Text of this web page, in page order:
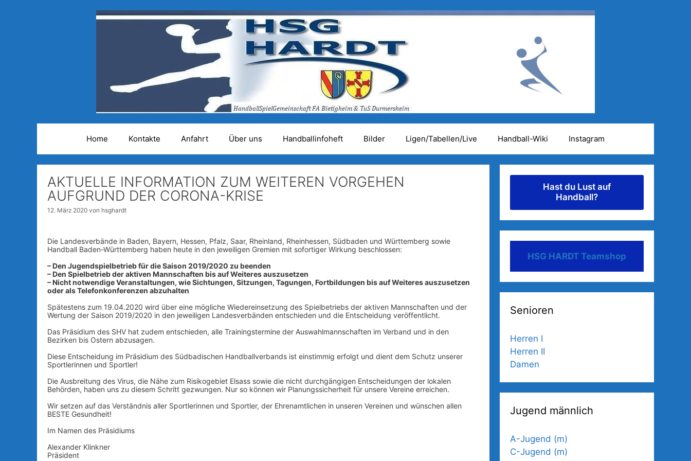
Home Kontakte Anfahrt Über uns Handballinfoheft Bilder Ligen/Tabellen/Live Handball-Wiki Instagram
AKTUELLE INFORMATION ZUM WEITEREN VORGEHEN
AUFGRUND DER CORONA-KRISE
12. März 2020 von hsghardt
Die Landesverbände in Baden, Bayern, Hessen, Pfalz, Saar, Rheinland, Rheinhessen, Südbaden und Württemberg sowie
Handball Baden-Württemberg haben heute in den jeweiligen Gremien mit sofortiger Wirkung beschlossen:
– Den Jugendspielbetrieb für die Saison 2019/2020 zu beenden
– Den Spielbetrieb der aktiven Mannschaften bis auf Weiteres auszusetzen
– Nicht notwendige Veranstaltungen, wie Sichtungen, Sitzungen, Tagungen, Fortbildungen bis auf Weiteres auszusetzen
oder als Telefonkonferenzen abzuhalten
Spätestens zum 19.04.2020 wird über eine mögliche Wiedereinsetzung des Spielbetriebs der aktiven Mannschaften und der
Wertung der Saison 2019/2020 in den jeweiligen Landesverbänden entschieden und die Entscheidung veröffentlicht.
Das Präsidium des SHV hat zudem entschieden, alle Trainingstermine der Auswahlmannschaften im Verband und in den
Bezirken bis Ostern abzusagen.
Diese Entscheidung im Präsidium des Südbadischen Handballverbands ist einstimmig erfolgt und dient dem Schutz unserer
Sportlerinnen und Sportler!
Die Ausbreitung des Virus, die Nähe zum Risikogebiet Elsass sowie die nicht durchgängigen Entscheidungen der lokalen
Behörden, haben uns zu diesem Schritt gezwungen. Nur so können wir Planungssicherheit für unsere Vereine erreichen.
Wir setzen auf das Verständnis aller Sportlerinnen und Sportler, der Ehrenamtlichen in unseren Vereinen und wünschen allen
BESTE Gesundheit!
Im Namen des Präsidiums
Alexander Klinkner
Präsident
Hast du Lust auf
Handball?
HSG HARDT Teamshop
Senioren
Herren I
Herren II
Damen
Jugend männlich
A-Jugend (m)
C-Jugend (m)